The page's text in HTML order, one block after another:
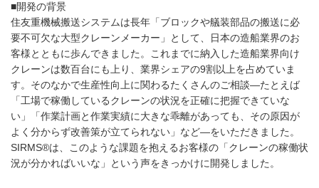
■開発の背景
住友重機械搬送システムは長年「ブロックや艤装部品の搬送に必
要不可欠な大型クレーンメーカー」として、日本の造船業界のお
客様とともに歩んできました。これまでに納入した造船業界向け
クレーンは数百台にも上り、業界シェアの9割以上を占めていま
す。そのなかで生産性向上に関わるたくさんのご相談—たとえば
「工場で稼働しているクレーンの状況を正確に把握できていな
い」「作業計画と作業実績に大きな乖離があっても、その原因が
よく分からず改善策が立てられない」など—をいただきました。
SIRMS®は、このような課題を抱えるお客様の「クレーンの稼働状
況が分かればいいな」という声をきっかけに開発しました。